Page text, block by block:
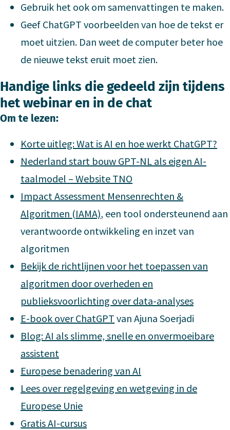
Gebruik het ook om samenvattingen te maken.
Geef ChatGPT voorbeelden van hoe de tekst er
moet uitzien. Dan weet de computer beter hoe
de nieuwe tekst eruit moet zien.
Handige links die gedeeld zijn tijdens
het webinar en in de chat
Om te lezen:
Korte uitleg: Wat is AI en hoe werkt ChatGPT?
Nederland start bouw GPT-NL als eigen AI-
taalmodel – Website TNO
Impact Assessment Mensenrechten &
Algoritmen (IAMA), een tool ondersteunend aan
verantwoorde ontwikkeling en inzet van
algoritmen
Bekijk de richtlijnen voor het toepassen van
algoritmen door overheden en
publieksvoorlichting over data-analyses
E-book over ChatGPT van Ajuna Soerjadi
Blog: AI als slimme, snelle en onvermoeibare
assistent
Europese benadering van AI
Lees over regelgeving en wetgeving in de
Europese Unie
Gratis AI-cursus